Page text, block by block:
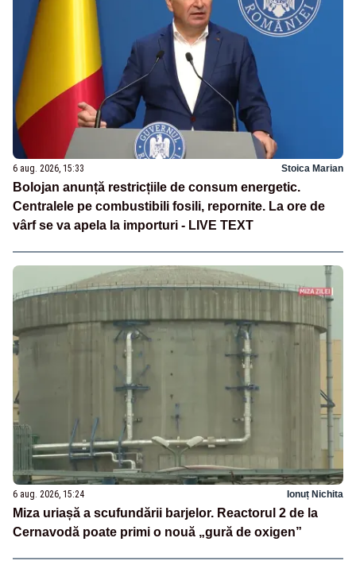
6 aug. 2026, 15:33 Stoica Marian
Bolojan anunță restricțiile de consum energetic.
Centralele pe combustibili fosili, repornite. La ore de
vârf se va apela la importuri - LIVE TEXT
6 aug. 2026, 15:24 Ionuț Nichita
Miza uriașă a scufundării barjelor. Reactorul 2 de la
Cernavodă poate primi o nouă „gură de oxigen”